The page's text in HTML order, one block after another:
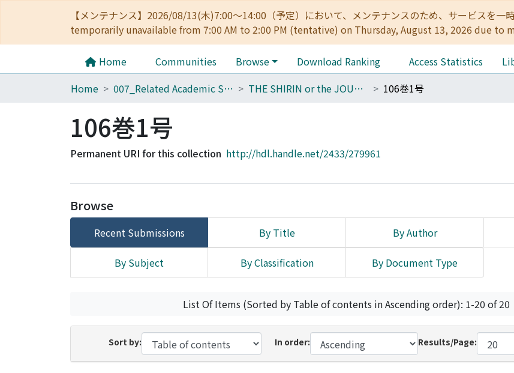
【メンテナンス】2026/08/13(木)7:00～14:00（予定）において、メンテナンスのため、サービスを
temporarily unavailable from 7:00 AM to 2:00 PM (tentative) on Thursday, August 13, 2026 due to
Home Communities Browse Download Ranking Access Statistics
Home
007_Related Academic Societies THE SHIRIN or the JOURNAL OF HISTORY 106巻1号
106巻1号
Permanent URI for this collection http://hdl.handle.net/2433/279961
Browse
Recent Submissions By Title By Author
By Subject By Classification By Document Type
List Of Items (Sorted by Table of contents in Ascending order): 1-20 of 20
Sort by: In order: Results/Page: